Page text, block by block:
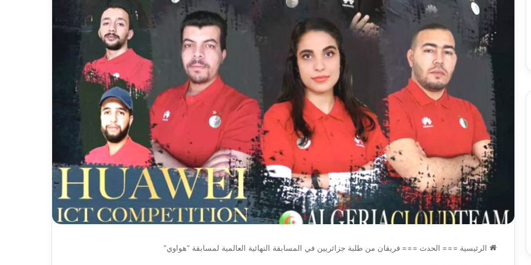
الرئيسية === الحدث === فريقان من طلبة جزائريين في المسابقة النهائية العالمية لمسابقة “هواوي”
2026-08-07
على الادماج المبكّر للمتمدرسين
بداء التوحد
وبرامج
السكن
،المياه
والمشاريع
الكبرى
تحت
خدمة
والي سيدي بلعباس يؤكد جاهزية
القطاعات وبرامج السكن ،المياه
والمشاريع الكبرى تحت خدمة المواطن
يعلن
2026-08-07
بطل إفريقيا مع “الخضر” مهدي
طاهرات يعلن اعتزاله عن عمر 36 عاما